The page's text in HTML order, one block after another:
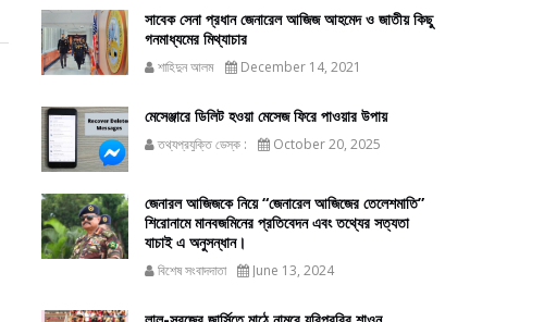
সাবেক সেনা প্রধান জেনারেল আজিজ আহমেদ ও জাতীয় কিছু
গনমাধ্যমের মিথ্যাচার
শাহিদুন আলম December 14, 2021
মেসেঞ্জারে ডিলিট হওয়া মেসেজ ফিরে পাওয়ার উপায়
তথ্যপ্রযুক্তি ডেস্ক : October 20, 2025
জেনারল আজিজকে নিয়ে “জেনারেল আজিজের তেলেশমাতি”
শিরোনামে মানবজমিনের প্রতিবেদন এবং তথ্যের সত্যতা
যাচাই এ অনুসন্ধান।
বিশেষ সংবাদদাতা June 13, 2024